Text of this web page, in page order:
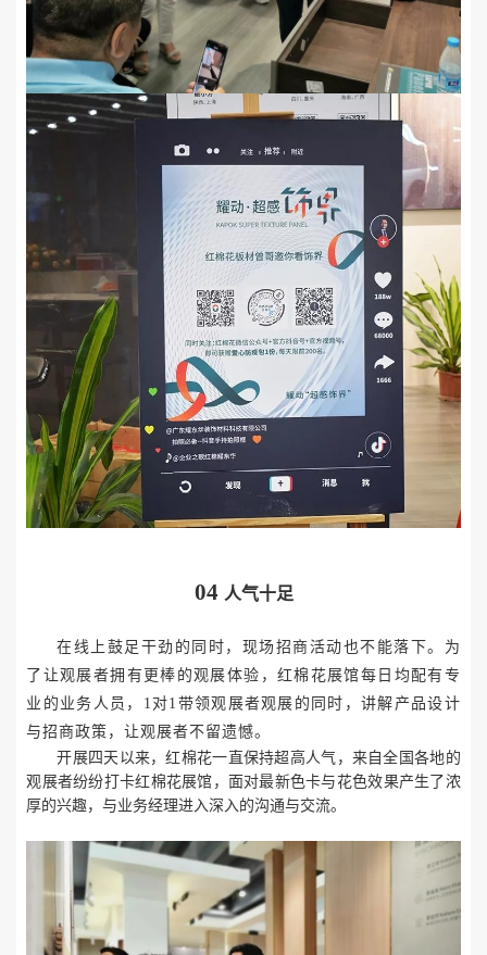
04 人气十足
在线上鼓足干劲的同时，现场招商活动也不能落下。为
了让观展者拥有更棒的观展体验，红棉花展馆每日均配有专
业的业务人员， 1对1带领观展者观展的同时，讲解产品设计
与招商政策，让观展者不留遗憾。
开展四天以来，红棉花一直保持超高人气，来自全国各地的
观展者纷纷打卡红棉花展馆，面对最新色卡与花色效果产生了浓
厚的兴趣，与业务经理进入深入的沟通与交流。